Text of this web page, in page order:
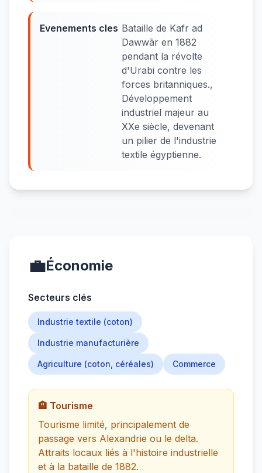
Evenements cles Bataille de Kafr ad
Dawwār en 1882
pendant la révolte
d'Urabi contre les
forces britanniques.,
Développement
industriel majeur au
XXe siècle, devenant
un pilier de l'industrie
textile égyptienne.
💼Économie
Secteurs clés
Industrie textile (coton)
Industrie manufacturière
Agriculture (coton, céréales) Commerce
🏨 Tourisme
Tourisme limité, principalement de
passage vers Alexandrie ou le delta.
Attraits locaux liés à l'histoire industrielle
et à la bataille de 1882.